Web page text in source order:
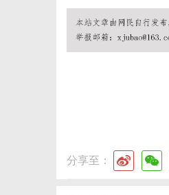
分享至：